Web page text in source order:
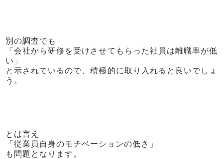
別の調査でも
「会社から研修を受けさせてもらった社員は離職率が低
い」
と示されているので、積極的に取り入れると良いでしょ
う。
とは言え
「従業員自身のモチベーションの低さ」
も問題となります。